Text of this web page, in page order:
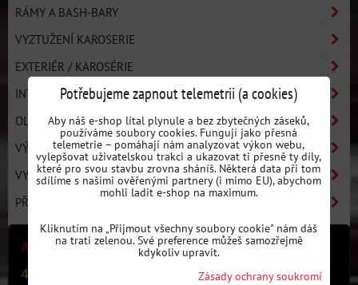
RÁMY A BASH-BARY
VYZTUŽENÍ KAROSERIE
EXTERIÉR / KAROSÉRIE
INTERIÉR
OLEJE A NÁPLNĚ
VÝBAVA JEZDCE
VYBAVENÍ DÍLNY
PŘÍSLUŠENSTVÍ A MERCH
ALL4DRIFT
4.9 ★
Potřebujeme zapnout telemetrii (a cookies)
Aby náš e-shop lítal plynule a bez zbytečných záseků,
používáme soubory cookies. Fungují jako přesná
telemetrie – pomáhají nám analyzovat výkon webu,
vylepšovat uživatelskou trakci a ukazovat ti přesně ty díly,
které pro svou stavbu zrovna sháníš. Některá data při tom
sdílíme s našimi ověřenými partnery (i mimo EU), abychom
mohli ladit e-shop na maximum.
Kliknutím na „Přijmout všechny soubory cookie" nám dáš
na trati zelenou. Své preference můžeš samozřejmě
kdykoliv upravit.
Zásady ochrany soukromí